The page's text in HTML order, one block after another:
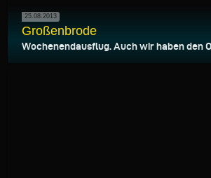
25.08.2013
Großenbrode
Wochenendausflug. Auch wir haben den